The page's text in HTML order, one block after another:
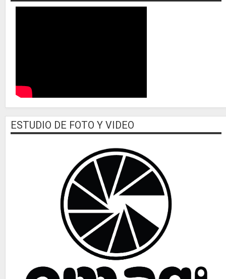
ESTUDIO DE FOTO Y VIDEO